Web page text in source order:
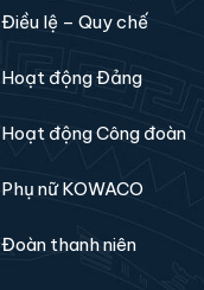
Điều lệ – Quy chế
Hoạt động Đảng
Hoạt động Công đoàn
Phụ nữ KOWACO
Đoàn thanh niên